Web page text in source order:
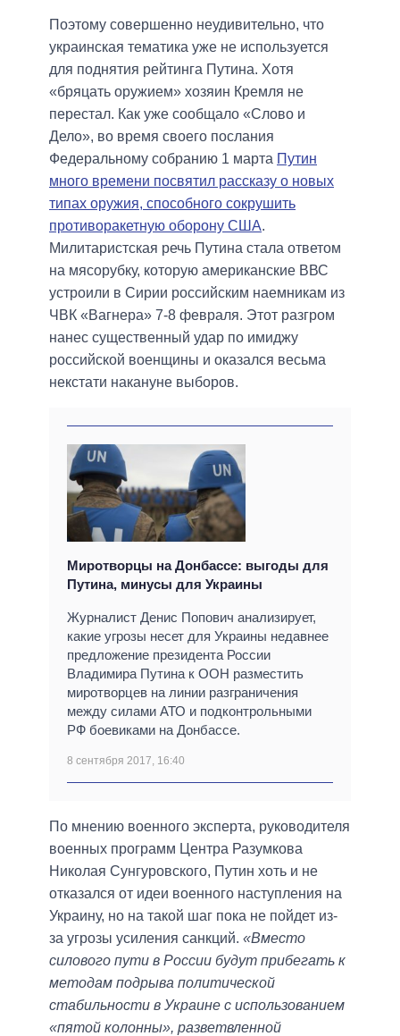
Поэтому совершенно неудивительно, что
украинская тематика уже не используется
для поднятия рейтинга Путина. Хотя
«бряцать оружием» хозяин Кремля не
перестал. Как уже сообщало «Слово и
Дело», во время своего послания
Федеральному собранию 1 марта Путин
много времени посвятил рассказу о новых
типах оружия, способного сокрушить
противоракетную оборону США.
Милитаристская речь Путина стала ответом
на мясорубку, которую американские ВВС
устроили в Сирии российским наемникам из
ЧВК «Вагнера» 7-8 февраля. Этот разгром
нанес существенный удар по имиджу
российской военщины и оказался весьма
некстати накануне выборов.
Миротворцы на Донбассе: выгоды для
Путина, минусы для Украины
Журналист Денис Попович анализирует,
какие угрозы несет для Украины недавнее
предложение президента России
Владимира Путина к ООН разместить
миротворцев на линии разграничения
между силами АТО и подконтрольными
РФ боевиками на Донбассе.
8 сентября 2017, 16:40
По мнению военного эксперта, руководителя
военных программ Центра Разумкова
Николая Сунгуровского, Путин хоть и не
отказался от идеи военного наступления на
Украину, но на такой шаг пока не пойдет из-
за угрозы усиления санкций. «Вместо
силового пути в России будут прибегать к
методам подрыва политической
стабильности в Украине с использованием
«пятой колонны», разветвленной